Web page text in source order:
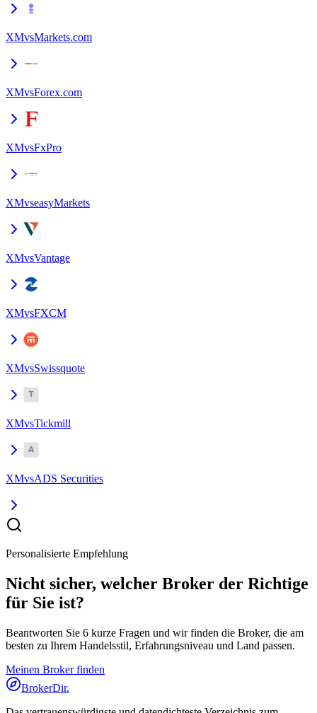
XMvsMarkets.com
XMvsForex.com
XMvsFxPro
XMvseasyMarkets
XMvsVantage
XMvsFXCM
XMvsSwissquote
XMvsTickmill
XMvsADS Securities
Personalisierte Empfehlung
Nicht sicher, welcher Broker der Richtige
für Sie ist?
Beantworten Sie 6 kurze Fragen und wir finden die Broker, die am
besten zu Ihrem Handelsstil, Erfahrungsniveau und Land passen.
Meinen Broker finden
BrokerDir.